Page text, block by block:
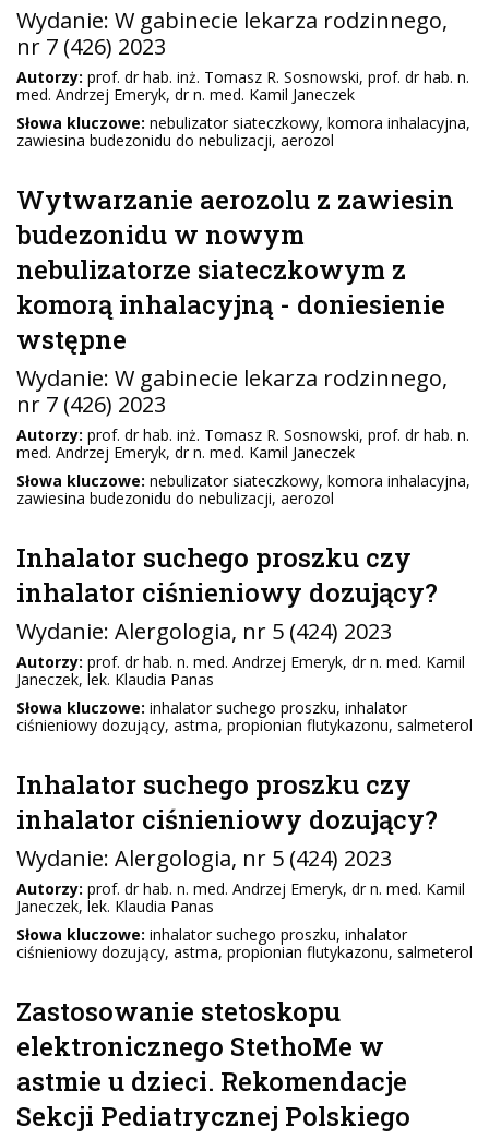
Wydanie: W gabinecie lekarza rodzinnego,
nr 7 (426) 2023
Autorzy: prof. dr hab. inż. Tomasz R. Sosnowski, prof. dr hab. n.
med. Andrzej Emeryk, dr n. med. Kamil Janeczek
Słowa kluczowe: nebulizator siateczkowy, komora inhalacyjna,
zawiesina budezonidu do nebulizacji, aerozol
Wytwarzanie aerozolu z zawiesin
budezonidu w nowym
nebulizatorze siateczkowym z
komorą inhalacyjną - doniesienie
wstępne
Wydanie: W gabinecie lekarza rodzinnego,
nr 7 (426) 2023
Autorzy: prof. dr hab. inż. Tomasz R. Sosnowski, prof. dr hab. n.
med. Andrzej Emeryk, dr n. med. Kamil Janeczek
Słowa kluczowe: nebulizator siateczkowy, komora inhalacyjna,
zawiesina budezonidu do nebulizacji, aerozol
Inhalator suchego proszku czy
inhalator ciśnieniowy dozujący?
Wydanie: Alergologia, nr 5 (424) 2023
Autorzy: prof. dr hab. n. med. Andrzej Emeryk, dr n. med. Kamil
Janeczek, lek. Klaudia Panas
Słowa kluczowe: inhalator suchego proszku, inhalator
ciśnieniowy dozujący, astma, propionian flutykazonu, salmeterol
Inhalator suchego proszku czy
inhalator ciśnieniowy dozujący?
Wydanie: Alergologia, nr 5 (424) 2023
Autorzy: prof. dr hab. n. med. Andrzej Emeryk, dr n. med. Kamil
Janeczek, lek. Klaudia Panas
Słowa kluczowe: inhalator suchego proszku, inhalator
ciśnieniowy dozujący, astma, propionian flutykazonu, salmeterol
Zastosowanie stetoskopu
elektronicznego StethoMe w
astmie u dzieci. Rekomendacje
Sekcji Pediatrycznej Polskiego